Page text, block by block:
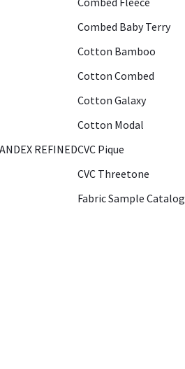
REFINED
Combed Baby Terry
Cotton Bamboo
Cotton Combed
Cotton Galaxy
Cotton Modal
CVC Pique
CVC Threetone
Fabric Sample Catalog